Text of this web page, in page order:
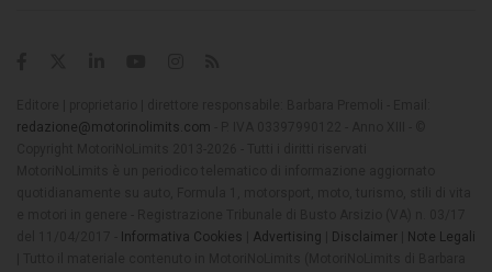
redazione@motorinolimits.com
Informativa Cookies Advertising Disclaimer
Note Legali